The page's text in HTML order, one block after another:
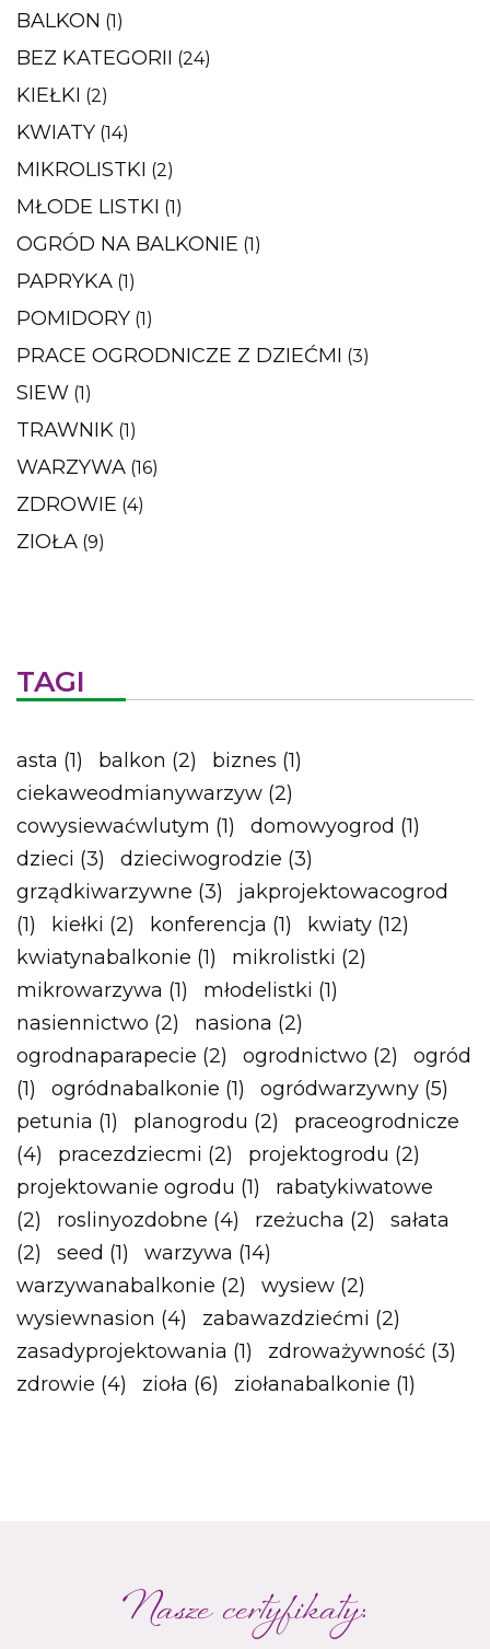
BALKON (1)
BEZ KATEGORII (24)
KIEŁKI (2)
KWIATY (14)
MIKROLISTKI (2)
MŁODE LISTKI (1)
OGRÓD NA BALKONIE (1)
PAPRYKA (1)
POMIDORY (1)
PRACE OGRODNICZE Z DZIEĆMI (3)
SIEW (1)
TRAWNIK (1)
WARZYWA (16)
ZDROWIE (4)
ZIOŁA (9)
TAGI
asta (1) balkon (2) biznes (1)
ciekaweodmianywarzyw (2)
cowysiewaćwlutym (1) domowyogrod (1)
dzieci (3) dzieciwogrodzie (3)
grządkiwarzywne (3)
jakprojektowacogrod
(1)
kiełki (2) konferencja (1) kwiaty (12)
kwiatynabalkonie (1) mikrolistki (2)
mikrowarzywa (1) młodelistki (1)
nasiennictwo (2) nasiona (2)
ogrodnaparapecie (2) ogrodnictwo (2)
ogród
(1)
ogródnabalkonie (1) ogródwarzywny (5)
petunia (1) planogrodu (2)
praceogrodnicze
(4)
pracezdziecmi (2) projektogrodu (2)
projektowanie ogrodu (1)
rabatykiwatowe
(2)
roslinyozdobne (4) rzeżucha (2)
sałata
(2)
seed (1) warzywa (14)
warzywanabalkonie (2) wysiew (2)
wysiewnasion (4) zabawazdziećmi (2)
zasadyprojektowania (1) zdroważywność (3)
zdrowie (4) zioła (6) ziołanabalkonie (1)
Nasze certyfikaty: